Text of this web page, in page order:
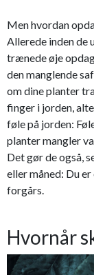
Men hvordan
Allerede inden de
trænede øje
den manglende
om dine planter
finger i jorden,
føle på jorden:
planter mangler
Det gør de også,
eller måned: Du
forgårs.
Hvornår